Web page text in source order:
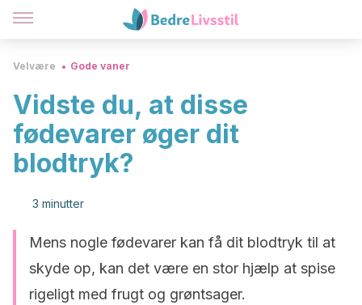
Velvære Gode vaner
Vidste du, at disse
fødevarer øger dit
blodtryk?
3 minutter
Mens nogle fødevarer kan få dit blodtryk til at
skyde op, kan det være en stor hjælp at spise
rigeligt med frugt og grøntsager.